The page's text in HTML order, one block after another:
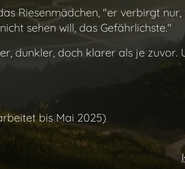
Riesenmädchen, "er verbirgt
sehen will, das Gefährlichste."
dunkler, doch klarer als je
bis Mai 2025)